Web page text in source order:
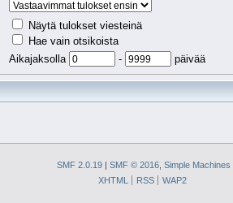
Näytä tulokset viesteinä
Hae vain otsikoista
Aikajaksolla - päivää
SMF 2.0.19| SMF © 2016, Simple Machines
XHTML
RSS WAP2